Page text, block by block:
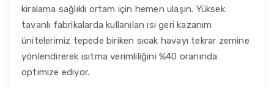
kiralama sağlıklı ortam için hemen ulaşın. Yüksek
tavanlı fabrikalarda kullanılan ısı geri kazanım
ünitelerimiz tepede biriken sıcak havayı tekrar zemine
yönlendirerek ısıtma verimliliğini %40 oranında
optimize ediyor.